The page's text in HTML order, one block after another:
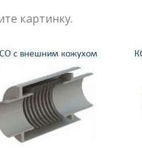
картинку.